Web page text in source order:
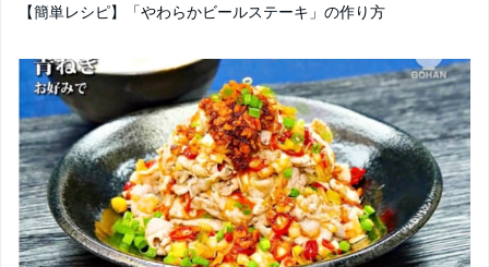
【簡単レシピ】「やわらかビールステーキ」の作り方